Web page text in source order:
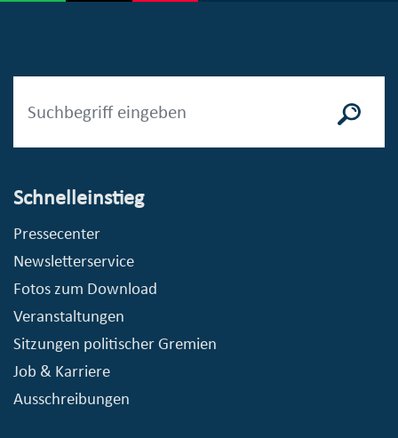
Schnelleinstieg
Pressecenter
Newsletterservice
Fotos zum Download
Veranstaltungen
Sitzungen politischer Gremien
Job & Karriere
Ausschreibungen